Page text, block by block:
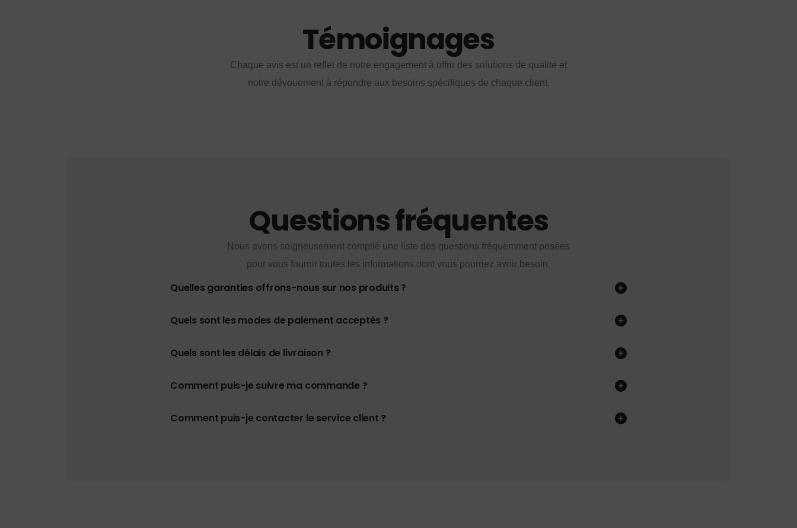
Témoignages
Chaque avis est un reflet de notre engagement à offrir des solutions de qualité et
notre dévouement à répondre aux besoins spécifiques de chaque client.
Questions fréquentes
Nous avons soigneusement compilé une liste des questions fréquemment posées
pour vous fournir toutes les informations dont vous pourriez avoir besoin.
Quelles garanties offrons-nous sur nos produits ?
Quels sont les modes de paiement acceptés ?
Quels sont les délais de livraison ?
Comment puis-je suivre ma commande ?
Comment puis-je contacter le service client ?